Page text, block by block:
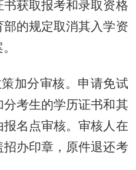
获取报考和录取资格
的规定取消其入学资
加分审核。申请免试
考生的学历证书和其
名点审核。审核人在
办印章，原件退还考